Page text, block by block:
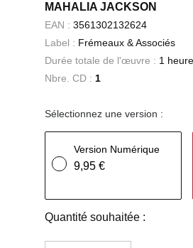
MAHALIA JACKSON
EAN : 3561302132624
Label : Frémeaux & Associés
Durée totale de l'œuvre : 1
Nbre. CD : 1
Sélectionnez une version :
Version Numérique
9,95 €
Quantité souhaitée :